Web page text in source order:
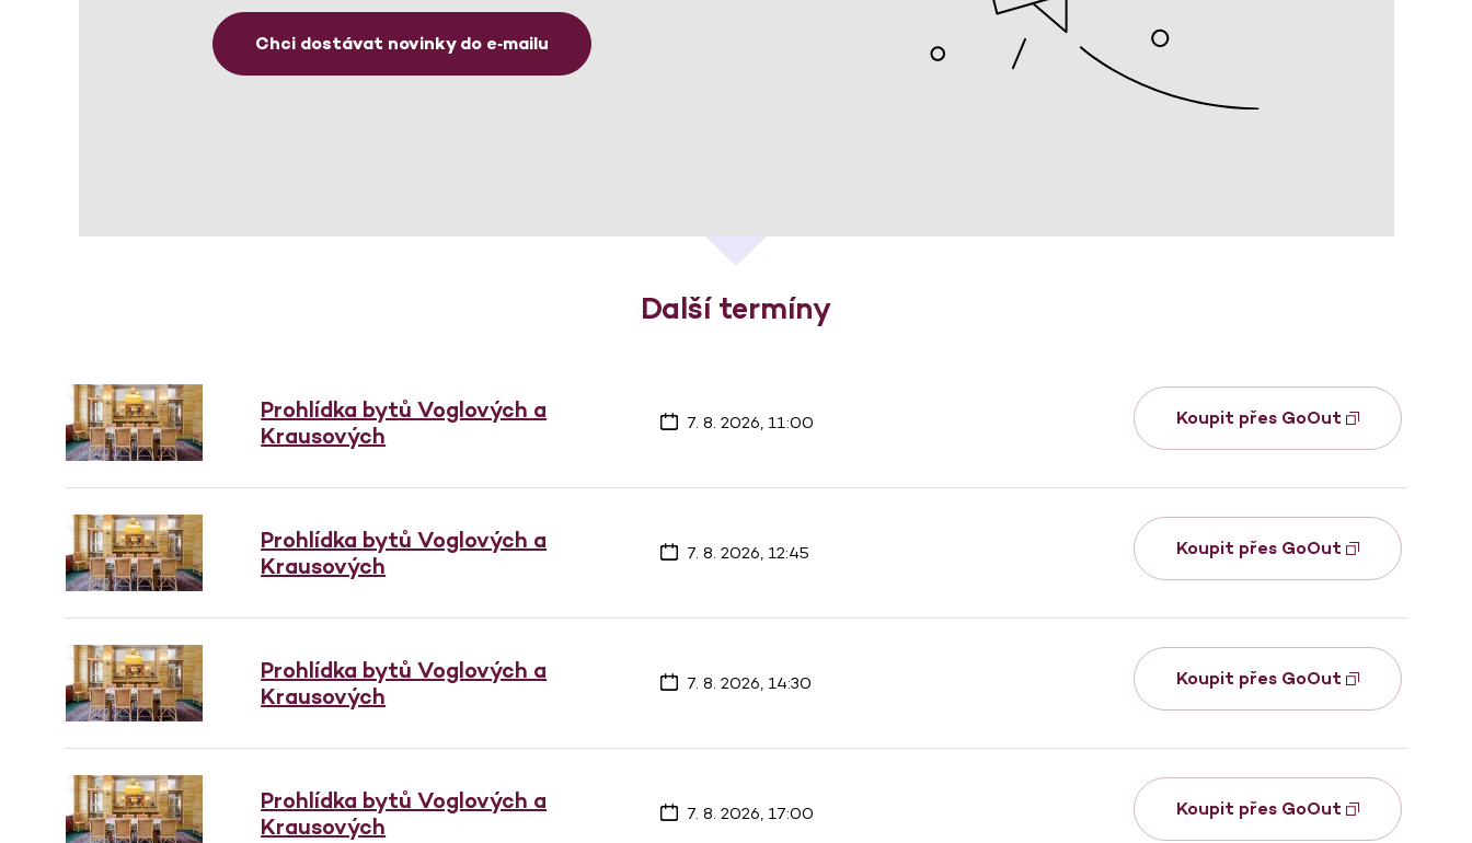
Chci dostávat novinky do e‑mailu
Další termíny
Prohlídka bytů Voglových a
Krausových
7. 8. 2026, 11:00 Koupit přes GoOut
Prohlídka bytů Voglových a
Krausových
7. 8. 2026, 12:45 Koupit přes GoOut
Prohlídka bytů Voglových a
Krausových
7. 8. 2026, 14:30 Koupit přes GoOut
Prohlídka bytů Voglových a
Krausových
7. 8. 2026, 17:00 Koupit přes GoOut